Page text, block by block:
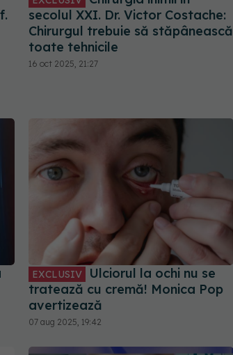
secolul XXI. Dr. Victor Costache:
Chirurgul trebuie să stăpânească
toate tehnicile
16 oct 2025, 21:27
EXCLUSIV
Ulciorul la ochi nu se
tratează cu cremă! Monica Pop
avertizează
07 aug 2025, 19:42